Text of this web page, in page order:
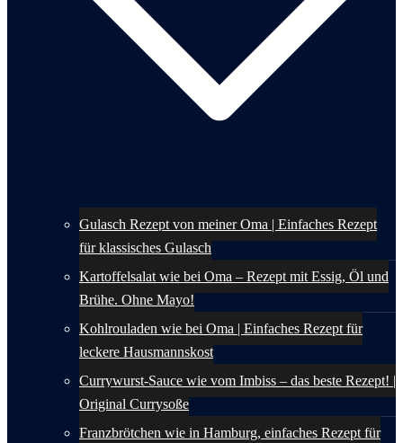
Gulasch Rezept von meiner Oma | Einfaches Rezept
für klassisches Gulasch
Kartoffelsalat wie bei Oma – Rezept mit Essig, Öl und
Brühe. Ohne Mayo!
Kohlrouladen wie bei Oma | Einfaches Rezept für
leckere Hausmannskost
Currywurst-Sauce wie vom Imbiss – das beste Rezept! |
Original Currysoße
Franzbrötchen wie in Hamburg, einfaches Rezept für